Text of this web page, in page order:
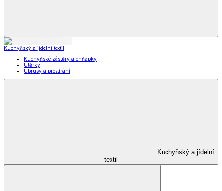
Kuchyňský a jídelní textil
Kuchyňské zástěry a chňapky
Utěrky
Ubrusy a prostírání
Kuchyňský a jídelní
textil